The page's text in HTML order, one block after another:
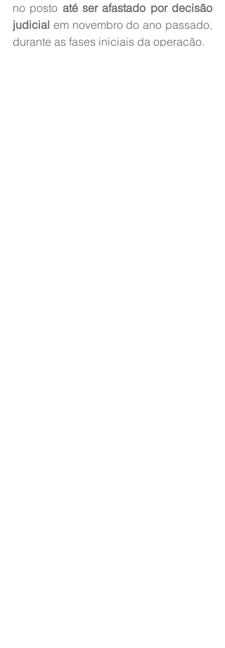
no posto até ser afastado por decisão
judicial em novembro do ano passado,
durante as fases iniciais da operação.